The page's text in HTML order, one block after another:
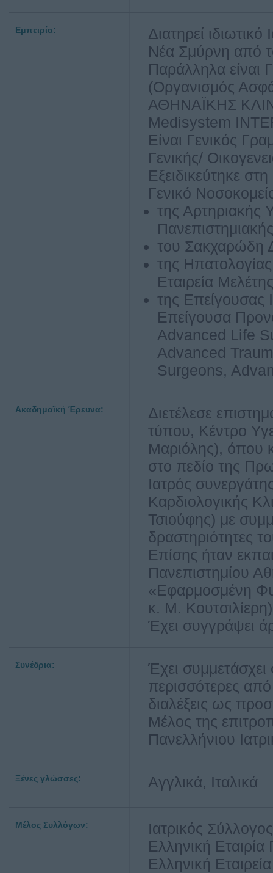
Εμπειρία:
Διατηρεί ιδιωτικό
Νέα Σμύρνη από
Παράλληλα είναι
(Οργανισμός
ΑΘΗΝΑΪΚΗΣ
Medisystem
Είναι Γενικός
Γενικής/
Εξειδικεύτηκε
Γενικό
της
του Σακχαρώδη
της
Εταιρεία
της Επείγουσας
Επείγουσα
Advanced Life
Advanced
Surgeons,
Ακαδημαϊκή Έρευνα:
Διετέλεσε
τύπου, Κέντρο
Μαριόλης), όπου
στο πεδίο της
Ιατρός
Καρδιολογικής
Τσιούφης) με
δραστηριότητες
Επίσης ήταν
Πανεπιστημίου
«Εφαρμοσμένη
κ. Μ.
Έχει συγγράψει
Συνέδρια:
Έχει συμμετάσχει
περισσότερες
διαλέξεις ως
Μέλος της
Πανελλήνιου
Ξένες γλώσσες: Αγγλικά, Ιταλικά
Μέλος Συλλόγων:
Ιατρικός
Ελληνική Εταιρία
Ελληνική